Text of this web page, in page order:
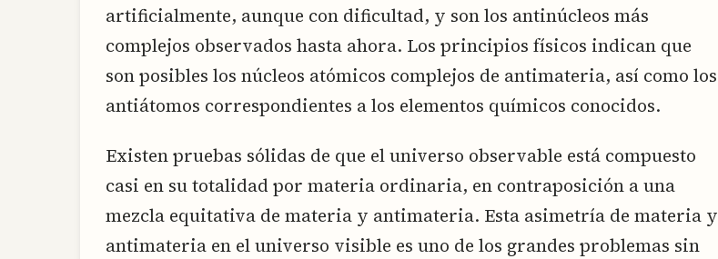
artificialmente, aunque con dificultad, y son los antinúcleos más
complejos observados hasta ahora. Los principios físicos indican que
son posibles los núcleos atómicos complejos de antimateria, así como los
antiátomos correspondientes a los elementos químicos conocidos.
Existen pruebas sólidas de que el universo observable está compuesto
casi en su totalidad por materia ordinaria, en contraposición a una
mezcla equitativa de materia y antimateria. Esta asimetría de materia y
antimateria en el universo visible es uno de los grandes problemas sin